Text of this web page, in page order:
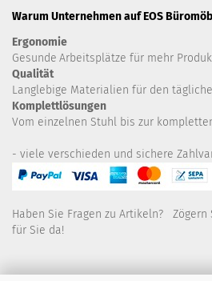
Warum Unternehmen auf EOS
Ergonomie
Gesunde Arbeitsplätze für mehr
Qualität
Langlebige Materialien für den
Komplettlösungen
Vom einzelnen Stuhl bis zur
- viele verschieden und sichere
Haben Sie Fragen zu Artikeln?
für Sie da!